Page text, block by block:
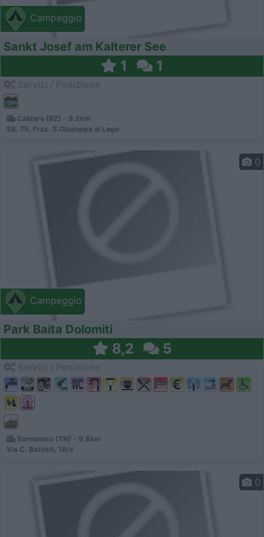
Campeggio
Sankt Josef am Kalterer See
1 1
Caldaro (BZ) - 9.2km
SS. 75, Fraz. S.Giuseppe al Lago
Campeggio
0
Park Baita Dolomiti
8,2 5
Sarmonico (TN) - 9.8km
Via C. Battisti, 18/c
0